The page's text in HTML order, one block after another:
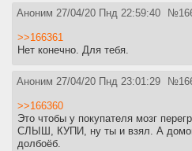
Аноним 27/04/20 Пнд 22:59:40 №
>>166361
Нет конечно. Для тебя.
Аноним 27/04/20 Пнд 23:01:29 №
>>166360
Это чтобы у покупателя мозг
СЛЫШ, КУПИ, ну ты и взял. А
долбоёб.